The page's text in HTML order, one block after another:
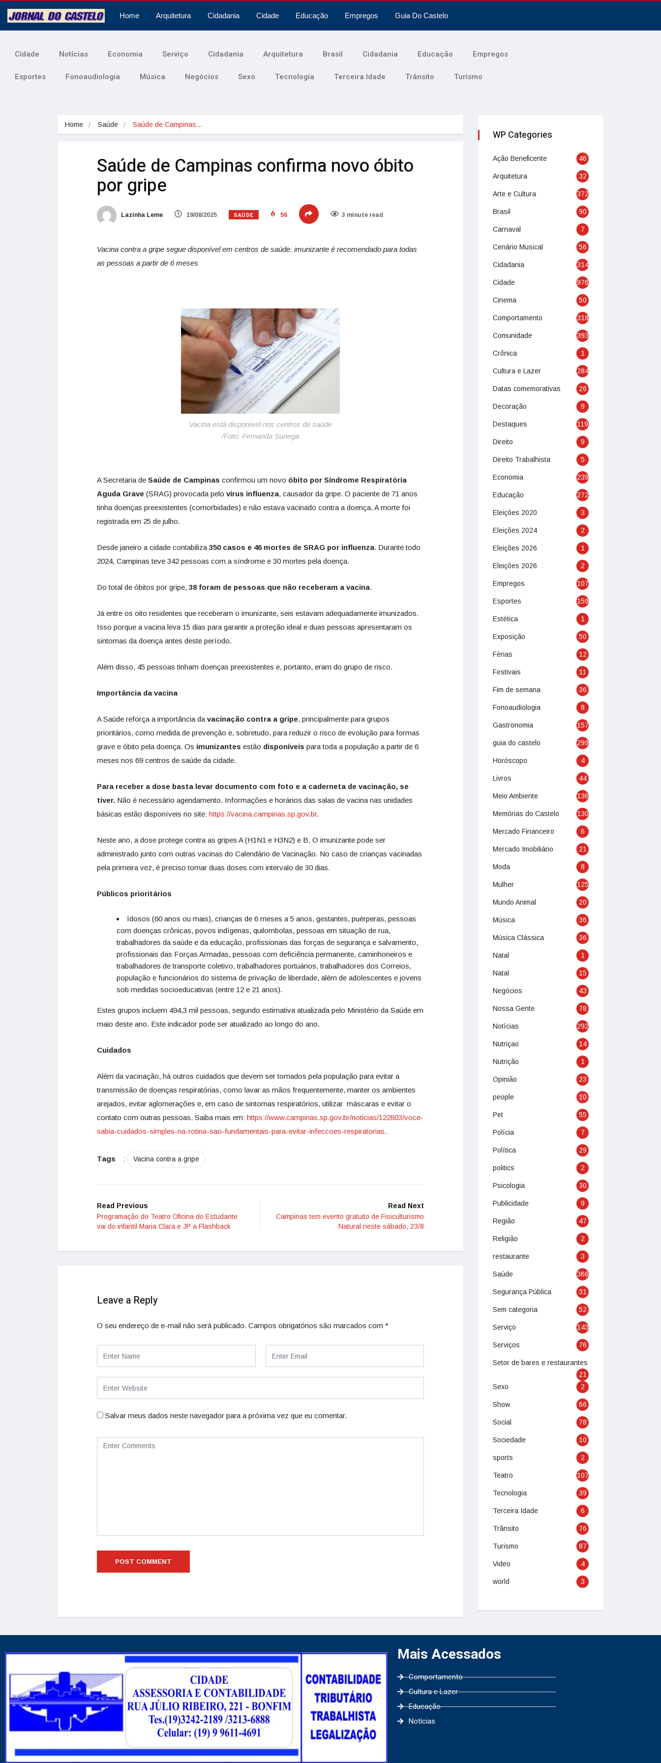
Home Arquitetura Cidadania Cidade Educação Empregos Guia Do Castelo
Cidade Notícias Economia Serviço Cidadania Arquitetura Brasil Cidadania Educação Empregos
Esportes Fonoaudiologia Música Negócios Sexo Tecnologia Terceira Idade Trânsito Turismo
Home Saúde Saúde de Campinas…
Saúde de Campinas confirma novo óbito
por gripe
Lazinha Leme 19/08/2025 SAÚDE 56 3 minute read
Vacina contra a gripe segue disponível em centros de saúde; imunizante é recomendado para todas
as pessoas a partir de 6 meses
Vacina está disponível nos centros de saúde
/Foto: Fernanda Sunega
A Secretaria de Saúde de Campinas confirmou um novo óbito por Síndrome Respiratória
Aguda Grave (SRAG) provocada pelo vírus influenza, causador da gripe. O paciente de 71 anos
tinha doenças preexistentes (comorbidades) e não estava vacinado contra a doença. A morte foi
registrada em 25 de julho.
Desde janeiro a cidade contabiliza 350 casos e 46 mortes de SRAG por influenza. Durante todo
2024, Campinas teve 342 pessoas com a síndrome e 30 mortes pela doença.
Do total de óbitos por gripe, 38 foram de pessoas que não receberam a vacina.
Já entre os oito residentes que receberam o imunizante, seis estavam adequadamente imunizados.
Isso porque a vacina leva 15 dias para garantir a proteção ideal e duas pessoas apresentaram os
sintomas da doença antes deste período.
Além disso, 45 pessoas tinham doenças preexistentes e, portanto, eram do grupo de risco.
Importância da vacina
A Saúde reforça a importância da vacinação contra a gripe, principalmente para grupos
prioritários, como medida de prevenção e, sobretudo, para reduzir o risco de evolução para formas
grave e óbito pela doença. Os imunizantes estão disponíveis para toda a população a partir de 6
meses nos 69 centros de saúde da cidade.
Para receber a dose basta levar documento com foto e a caderneta de vacinação, se
tiver. Não é necessário agendamento. Informações e horários das salas de vacina nas unidades
básicas estão disponíveis no site: https://vacina.campinas.sp.gov.br.
Neste ano, a dose protege contra as gripes A (H1N1 e H3N2) e B. O imunizante pode ser
administrado junto com outras vacinas do Calendário de Vacinação. No caso de crianças vacinadas
pela primeira vez, é preciso tomar duas doses com intervalo de 30 dias.
Públicos prioritários
Idosos (60 anos ou mais), crianças de 6 meses a 5 anos, gestantes, puérperas, pessoas
com doenças crônicas, povos indígenas, quilombolas, pessoas em situação de rua,
trabalhadores da saúde e da educação, profissionais das forças de segurança e salvamento,
profissionais das Forças Armadas, pessoas com deficiência permanente, caminhoneiros e
trabalhadores de transporte coletivo, trabalhadores portuários, trabalhadores dos Correios,
população e funcionários do sistema de privação de liberdade, além de adolescentes e jovens
sob medidas socioeducativas (entre 12 e 21 anos).
Estes grupos incluem 494,3 mil pessoas, segundo estimativa atualizada pelo Ministério da Saúde em
maio deste ano. Este indicador pode ser atualizado ao longo do ano.
Cuidados
Além da vacinação, há outros cuidados que devem ser tomados pela população para evitar a
transmissão de doenças respiratórias, como lavar as mãos frequentemente, manter os ambientes
arejados, evitar aglomerações e, em caso de sintomas respiratórios, utilizar máscaras e evitar o
contato com outras pessoas. Saiba mais em: https://www.campinas.sp.gov.br/noticias/122803/voce-
sabia-cuidados-simples-na-rotina-sao-fundamentais-para-evitar-infeccoes-respiratorias.
Tags : Vacina contra a gripe
Read Previous
Programação do Teatro Oficina do Estudante
vai do infantil Maria Clara e JP a Flashback
Read Next
Campinas tem evento gratuito de Fisiculturismo
Natural neste sábado, 23/8
Leave a Reply
O seu endereço de e-mail não será publicado. Campos obrigatórios são marcados com *
Salvar meus dados neste navegador para a próxima vez que eu comentar.
WP Categories
Ação Beneficente 46
Arquitetura 32
Arte e Cultura 372
Brasil 90
Carnaval 7
Cenário Musical 56
Cidadania 314
Cidade 976
Cinema 50
Comportamento 318
Comunidade 393
Crônica 1
Cultura e Lazer 284
Datas comemorativas 26
Decoração 9
Destaques 119
Direito 9
Direito Trabalhista 5
Economia 239
Educação 272
Eleições 2020 3
Eleições 2024 2
Eleições 2026 1
Eleições 2026 2
Empregos 107
Esportes 159
Estética 1
Exposição 50
Férias 12
Festivais 11
Fim de semana 36
Fonoaudiologia 8
Gastronomia 157
guia do castelo 299
Horóscopo 4
Livros 44
Meio Ambiente 136
Memórias do Castelo 130
Mercado Financeiro 6
Mercado Imobiliário 21
Moda 8
Mulher 125
Mundo Animal 20
Música 36
Música Clássica 36
Natal 1
Natal 15
Negócios 43
Nossa Gente 78
Notícias 292
Nutriçao 14
Nutrição 1
Opinião 23
people 10
Pet 55
Polícia 7
Política 29
politics 2
Psicologia 30
Publicidade 9
Região 47
Religião 2
restaurante 3
Saúde 366
Segurança Pública 31
Sem categoria 52
Serviço 143
Serviços 76
Setor de bares e restaurantes
21
Sexo
2
Show 66
Social 78
Sociedade 10
sports 2
Teatro 107
Tecnologia 39
Terceira Idade 6
Trânsito 76
Turismo 87
Video 4
world 3
Mais Acessados
Comportamento
Cultura e Lazer
Educação
Notícias